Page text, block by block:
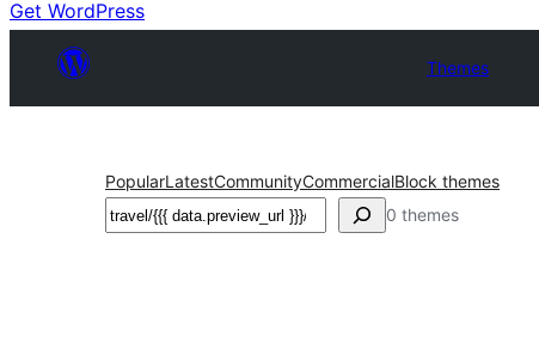
Get WordPress
Themes
PopularLatestCommunityCommercialBlock themes
ค้นหา 0 themes